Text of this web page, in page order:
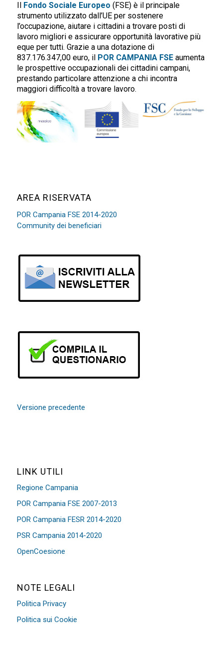
Fondo Sociale Europeo (FSE) è il principale
strumento utilizzato dall’UE per sostenere
l’occupazione, aiutare i cittadini a trovare posti di
lavoro migliori e assicurare opportunità lavorative più
eque per tutti. Grazie a una dotazione di
837.176.347,00 euro, il POR CAMPANIA FSEaumenta
le prospettive occupazionali dei cittadini campani,
prestando particolare attenzione a chi incontra
maggiori difficoltà a trovare lavoro.
AREA RISERVATA
POR Campania FSE 2014-2020
Community dei beneficiari
Versione precedente
LINK UTILI
Regione Campania
POR Campania FSE 2007-2013
POR Campania FESR 2014-2020
PSR Campania 2014-2020
OpenCoesione
NOTE LEGALI
Politica Privacy
Politica sui Cookie